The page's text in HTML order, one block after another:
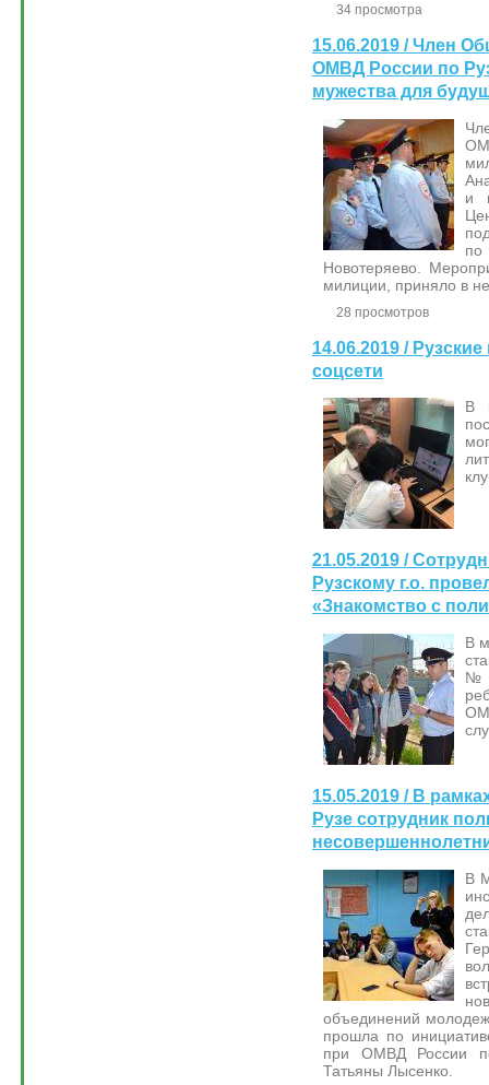
34 просмотра
15.06.2019 / Член
ОМВД России по
мужества для
и
по
Новотеряево.
милиции, приняло в
28 просмотров
14.06.2019 /
соцсети
В
21.05.2019 /
Рузскому г.о.
«Знакомство с
В
№1
15.05.2019 / В
Рузе сотрудник
В
объединений
прошла по
при ОМВД России по
Татьяны Лысенко.